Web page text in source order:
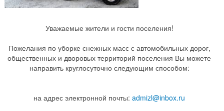
Уважаемые жители и гости поселения!
Пожелания по уборке снежных масс с автомобильных дорог,
общественных и дворовых территорий поселения Вы можете
направить круглосуточно следующим способом:
на адрес электронной почты: admizl@inbox.ru